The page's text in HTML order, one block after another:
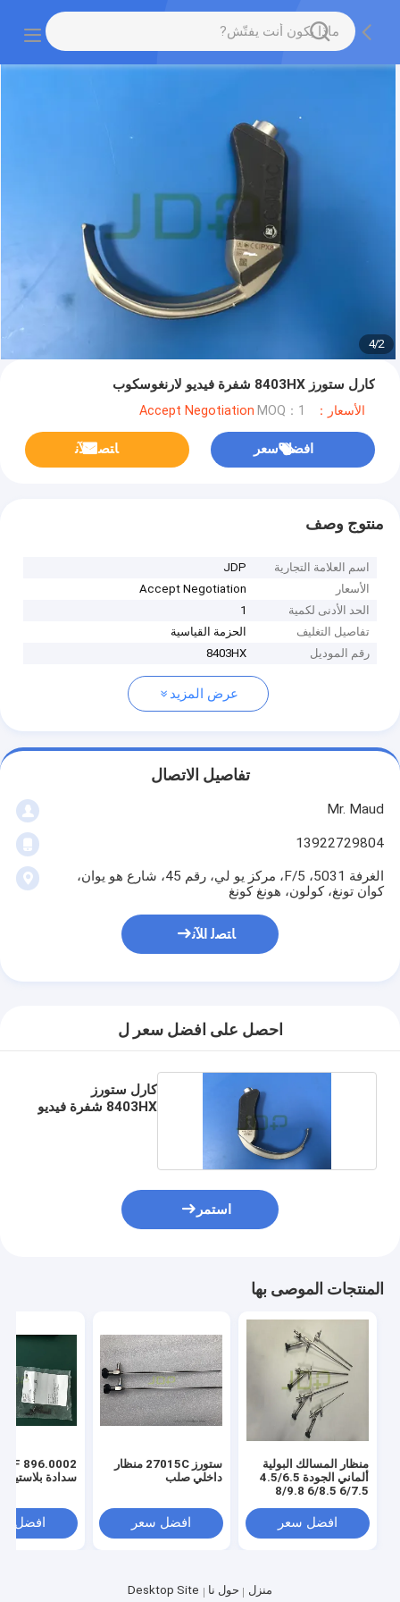
2
/
4
كارل ستورز 8403HX شفرة فيديو لارنغوسكوب
الأسعار：Accept Negotiation MOQ：1
افضل سعر ﺎﺘﺼﻟ ﺍﻶﻧ
منتوج وصف
اسم العلامة التجارية
JDP
الأسعار
Accept Negotiation
الحد الأدنى لكمية
1
تفاصيل التغليف
الحزمة القياسية
رقم الموديل
8403HX
عرض المزيد
تفاصيل الاتصال
Mr. Maud
13922729804
الغرفة 5031، 5/F، مركز يو لي، رقم 45، شارع هو يوان،
كوان تونغ، كولون، هونغ كونغ
ﺎﺘﺼﻟ ﺍﻶﻧ
احصل على افضل سعر ل
كارل ستورز
8403HX شفرة فيديو
استمر
المنتجات الموصى بها
منظار المسالك البولية
ألماني الجودة 4.5/6.5
6/7.5 6/8.5 8/9.8
افضل سعر
ستورز 27015C منظار
داخلي صلب
افضل سعر
896.0002
سدادة
افضل
منزل حول نا
Desktop Site